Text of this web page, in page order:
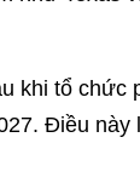
khi tổ chức
Điều này